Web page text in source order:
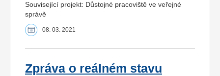
Související projekt: Důstojné pracoviště ve veřejné
správě
08. 03. 2021
Zpráva o reálném stavu